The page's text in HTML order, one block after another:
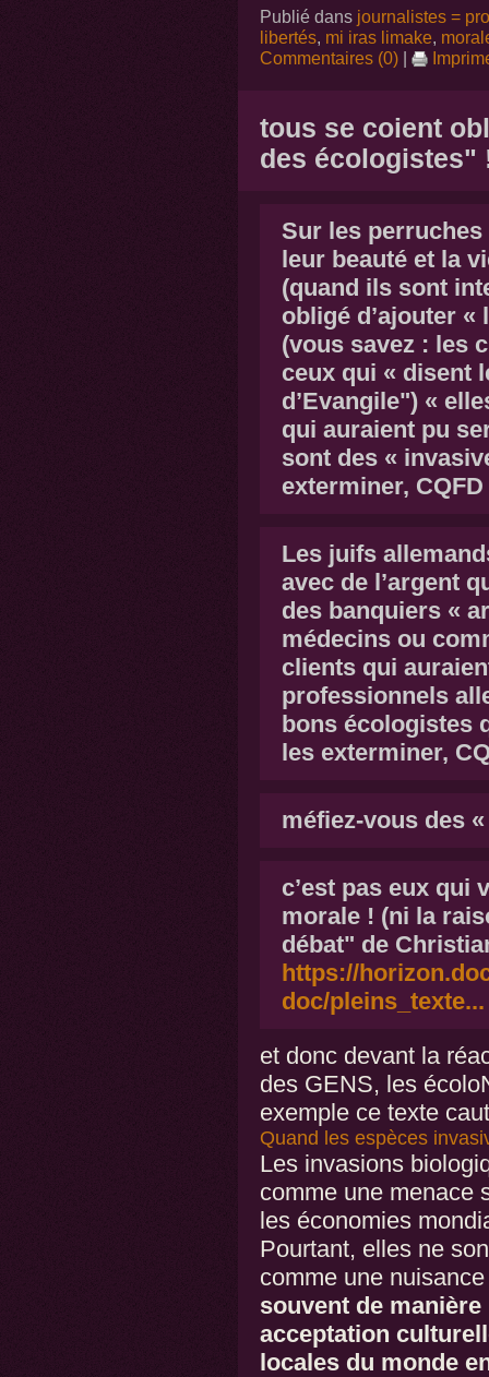
Publié dans journalistes =
libertés, mi iras limake,
Commentaires (0)|
tous se coient
des écologistes"
Sur les
leur beauté et la
(quand ils sont
obligé d’ajouter
(vous savez : les
ceux qui « disent
d’Evangile") «
qui auraient pu
sont des «
exterminer, CQFD
Les juifs
avec de l’argent
des banquiers «
médecins ou
clients qui
professionnels
bons écologistes
les exterminer,
méfiez-vous des
c’est pas eux qui
morale ! (ni la
débat" de
https://
doc/pleins_texte...
et donc devant la
des GENS, les
exemple ce texte
Quand les espèces
Les invasions
comme une menace
les économies
Pourtant, elles ne
comme une
souvent de
acceptation
locales du monde